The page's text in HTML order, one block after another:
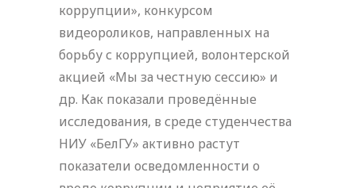
коррупции», конкурсом
видеороликов, направленных на
борьбу с коррупцией, волонтерской
акцией «Мы за честную сессию» и
др. Как показали проведённые
исследования, в среде студенчества
НИУ «БелГУ» активно растут
показатели осведомленности о